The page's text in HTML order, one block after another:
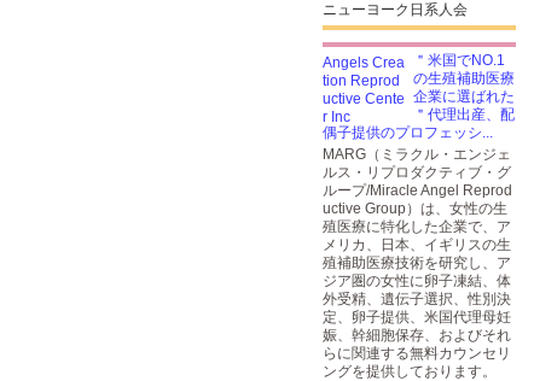
ニューヨーク日系人会
＂米国でNO.1
の生殖補助医療
企業に選ばれた
＂代理出産、配
偶子提供のプロフェッシ...
MARG（ミラクル・エンジェ
ルス・リプロダクティブ・グ
ループ/Miracle Angel Reprod
uctive Group）は、女性の生
殖医療に特化した企業で、ア
メリカ、日本、イギリスの生
殖補助医療技術を研究し、ア
ジア圏の女性に卵子凍結、体
外受精、遺伝子選択、性別決
定、卵子提供、米国代理母妊
娠、幹細胞保存、およびそれ
らに関連する無料カウンセリ
ングを提供しております。